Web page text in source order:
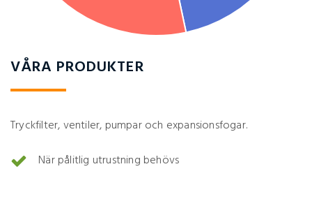
VÅRA PRODUKTER
Tryckfilter, ventiler, pumpar och expansionsfogar.
När pålitlig utrustning behövs